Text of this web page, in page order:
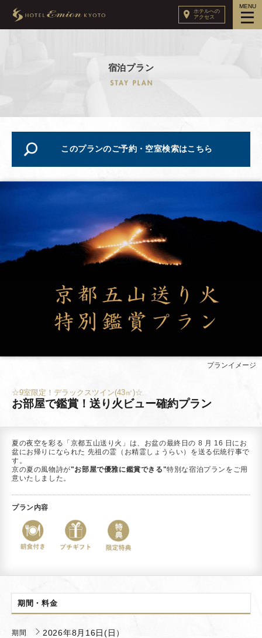
宿泊プラン
このプランのご予約・空室検索はこちら
プランイメージ
☆9室限定！デラックスツイン(43㎡)☆
お部屋で鑑賞！送り火ビュー確約プラン
夏の夜空を彩る「京都五山送り火」は、お盆の最終日の 8 月 16 日にお
盆にお帰りになられた 先祖の霊（お精霊しょうらい）を送る伝統行事で
す。
京の夏の風物詩が"お部屋で優雅に鑑賞できる"特別な宿泊プランをご用
意いたしました。
プラン内容
期間・料金
期間 2026年8月16日(日）
ホテルへの
アクセス
MENU